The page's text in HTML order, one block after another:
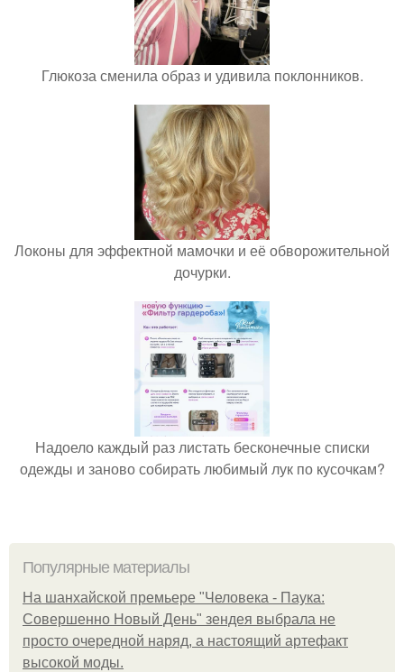
Глюкоза сменила образ и удивила поклонников.
Локоны для эффектной мамочки и её обворожительной
дочурки.
Надоело каждый раз листать бесконечные списки
одежды и заново собирать любимый лук по кусочкам?
Популярные материалы
На шанхайской премьере "Человека - Паука:
Совершенно Новый День" зендея выбрала не
просто очередной наряд, а настоящий артефакт
высокой моды.